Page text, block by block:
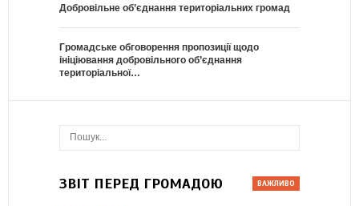
Добровільне об’єднання територіальних громад
Громадське обговорення пропозиції щодо
ініціювання добровільного об’єднання
територіальної…
ЗВІТ ПЕРЕД ГРОМАДОЮ